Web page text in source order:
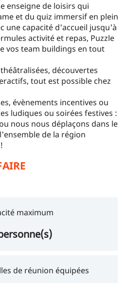
enseigne de loisirs qui
et du quiz immersif en plein
une capacité d'accueil jusqu'à
activité et repas, Puzzle
vos team buildings en tout
découvertes
tout est possible chez
évènements incentives ou
ludiques ou soirées festives :
nous nous déplaçons dans le
de la région
maximum
de réunion équipées